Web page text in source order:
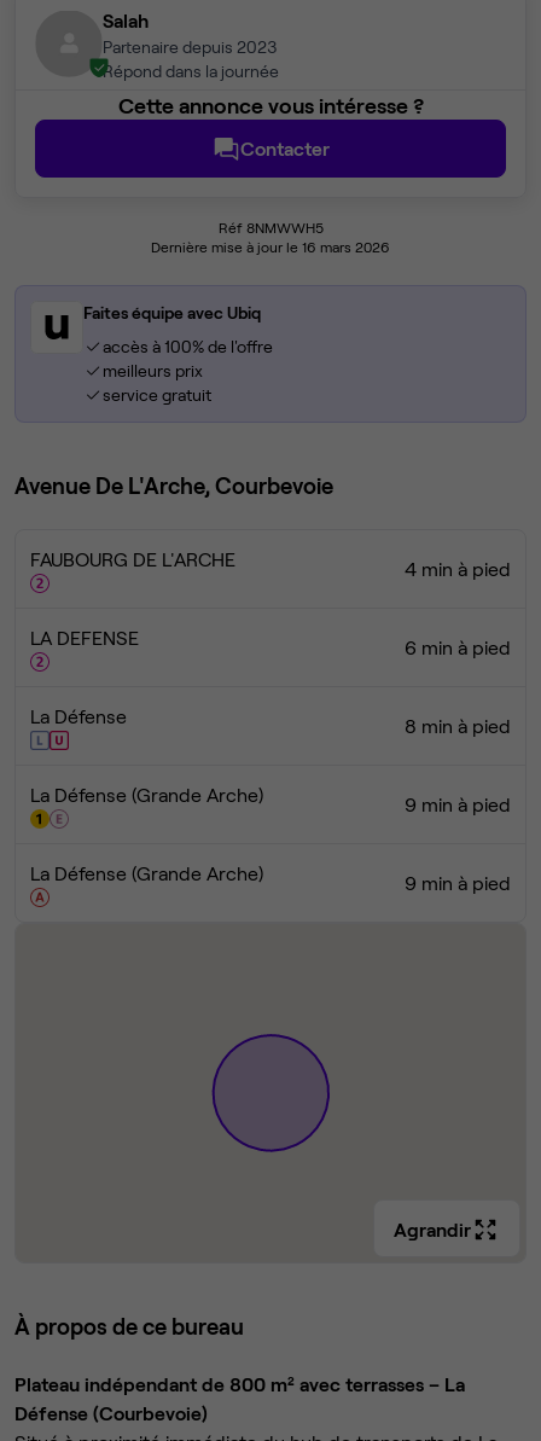
Salah
Partenaire depuis 2023
Répond dans la journée
Cette annonce vous intéresse ?
Contacter
Réf 8NMWWH5
Dernière mise à jour le 16 mars 2026
Faites équipe avec Ubiq
accès à 100% de l'offre
meilleurs prix
service gratuit
Avenue De L'Arche, Courbevoie
FAUBOURG DE L'ARCHE 4 min à pied
LA DEFENSE 6 min à pied
La Défense 8 min à pied
La Défense (Grande Arche) 9 min à pied
La Défense (Grande Arche) 9 min à pied
Agrandir
À propos de ce bureau
Plateau indépendant de 800 m² avec terrasses – La
Défense (Courbevoie)